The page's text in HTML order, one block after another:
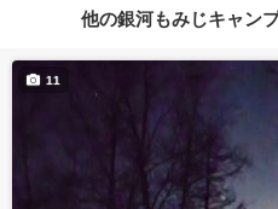
他の銀河もみじキャン
11